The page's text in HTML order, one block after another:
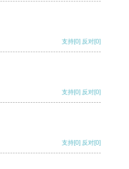
支持[0] 反对[0]
支持[0] 反对[0]
支持[0] 反对[0]